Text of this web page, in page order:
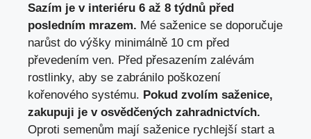
Sazím je v interiéru 6 až 8 týdnů před
posledním mrazem. Mé saženice se doporučuje
narůst do výšky minimálně 10 cm před
převedením ven. Před přesazením zalévám
rostlinky, aby se zabránilo poškození
kořenového systému. Pokud zvolím saženice,
zakupuji je v osvědčených zahradnictvích.
Oproti semenům mají saženice rychlejší start a